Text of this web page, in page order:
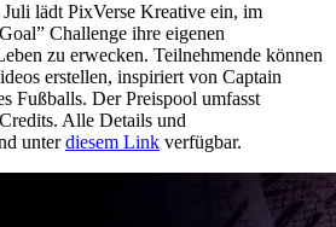
lädt PixVerse Kreative ein, im
Challenge ihre eigenen
zu erwecken. Teilnehmende können
erstellen, inspiriert von Captain
Fußballs. Der Preispool umfasst
Alle Details und
unterdiesem Link verfügbar.